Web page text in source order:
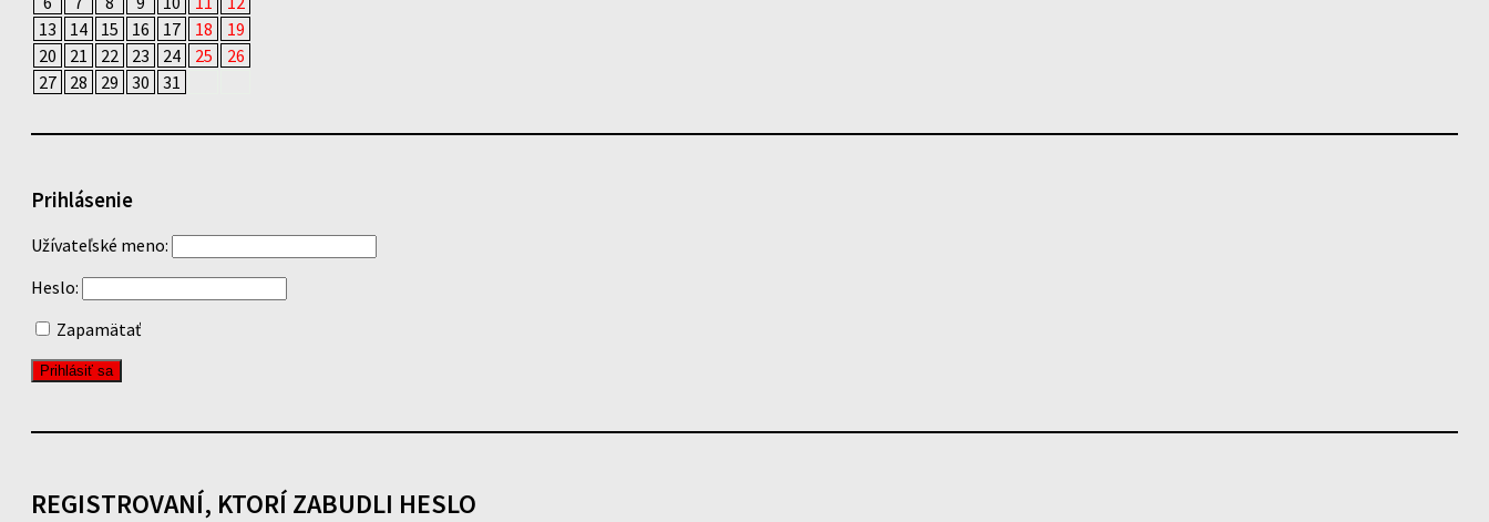
13
14 15 16 17 18
19
20
21 22 23 24 25
26
27
28 29 30 31
Prihlásenie
Užívateľské meno:
Heslo:
Zapamätať
REGISTROVANÍ, KTORÍ ZABUDLI HESLO